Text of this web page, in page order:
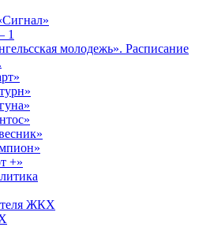
1
молодежь». Расписание
+»
ЖКХ